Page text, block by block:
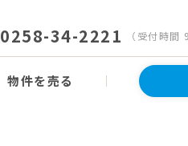
0258-34-2221 （受付時間
物件を売る